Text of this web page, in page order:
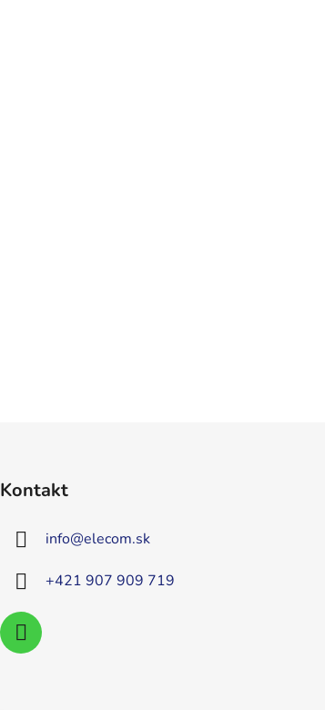
Kontakt
info@elecom.sk
+421 907 909 719